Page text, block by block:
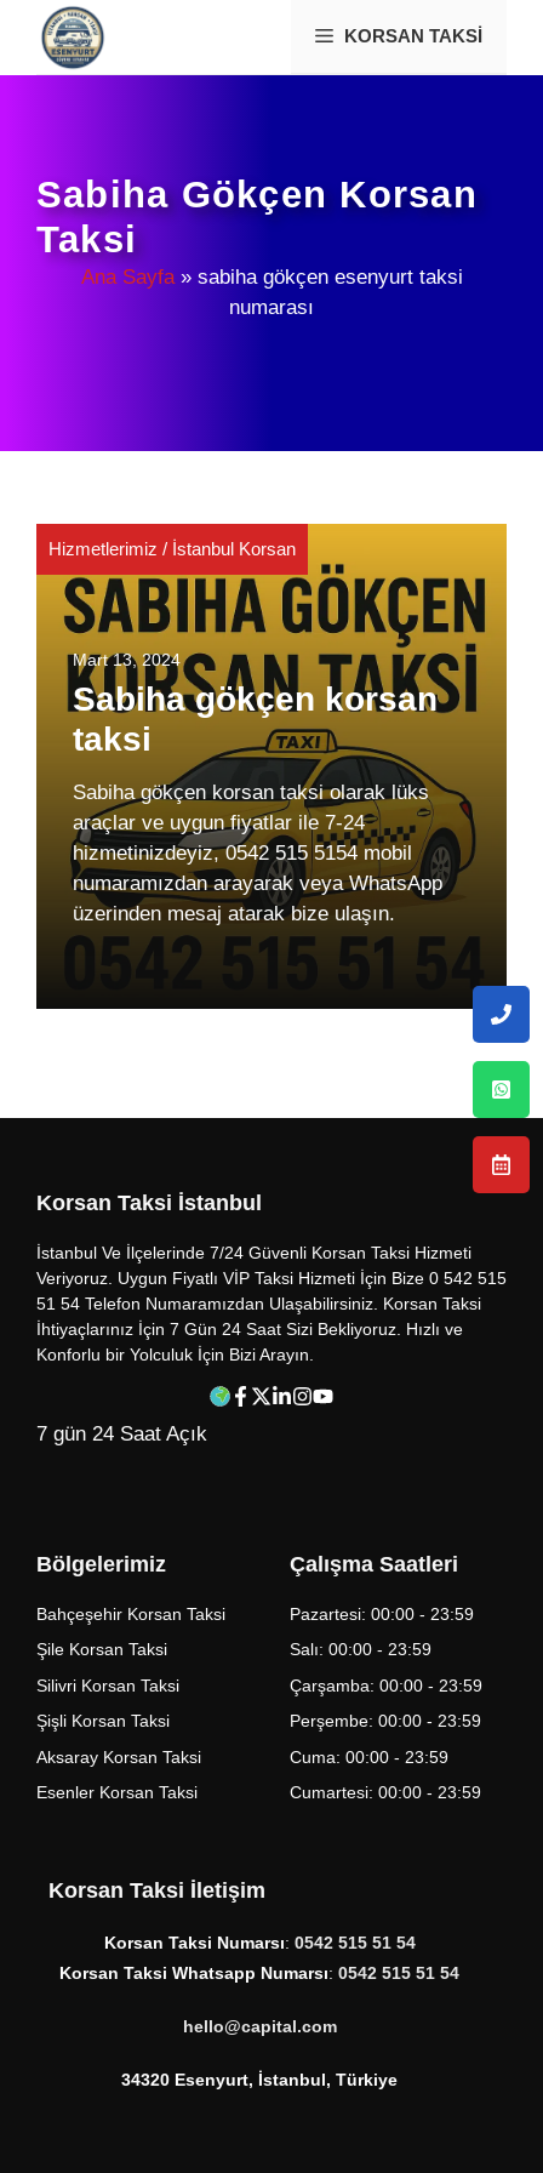
İçeriğe
KORSAN TAKSI
Sabiha Gökçen Korsan
Taksi
Ana Sayfa» sabiha gökçen esenyurt taksi
numarası
Hizmetlerimiz / İstanbul Korsan
Mart 13, 2024
Sabiha gökçen korsan
taksi
Sabiha gökçen korsan taksi olarak lüks
araçlar ve uygun fiyatlar ile 7-24
hizmetinizdeyiz, 0542 515 5154 mobil
numaramızdan arayarak veya WhatsApp
üzerinden mesaj atarak bize ulaşın.
Korsan Taksi İstanbul
İstanbul Ve İlçelerinde 7/24 Güvenli Korsan Taksi Hizmeti
Veriyoruz. Uygun Fiyatlı VİP Taksi Hizmeti İçin Bize 0 542 515
51 54 Telefon Numaramızdan Ulaşabilirsiniz. Korsan Taksi
İhtiyaçlarınız İçin 7 Gün 24 Saat Sizi Bekliyoruz. Hızlı ve
Konforlu bir Yolculuk İçin Bizi Arayın.
7 gün 24 Saat Açık
Bölgelerimiz
Bahçeşehir Korsan Taksi
Şile Korsan Taksi
Silivri Korsan Taksi
Şişli Korsan Taksi
Aksaray Korsan Taksi
Esenler Korsan Taksi
Çalışma Saatleri
Pazartesi: 00:00 - 23:59
Salı: 00:00 - 23:59
Çarşamba: 00:00 - 23:59
Perşembe: 00:00 - 23:59
Cuma: 00:00 - 23:59
Cumartesi: 00:00 - 23:59
Korsan Taksi İletişim
Korsan Taksi Numarsı: 0542 515 51 54
Korsan Taksi Whatsapp Numarsı: 0542 515 51 54
hello@capital.com
34320 Esenyurt, İstanbul, Türkiye